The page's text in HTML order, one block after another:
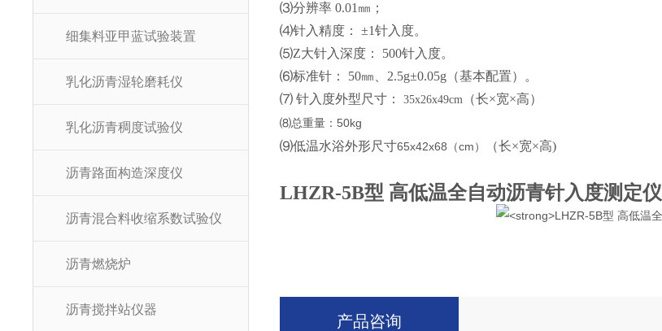
细集料亚甲蓝试验装置
乳化沥青湿轮磨耗仪
乳化沥青稠度试验仪
沥青路面构造深度仪
沥青混合料收缩系数试验仪
沥青燃烧炉
沥青搅拌站仪器
⑶分辨率 0.01㎜；
⑷针入精度： ±1针入度。
⑸Z大针入深度： 500针入度。
⑹标准针： 50㎜、2.5g±0.05g（基本配置）。
⑺ 针入度外型尺寸： 35x26x49cm （长×宽×高）
⑻总重量： 50kg
⑼低温水浴外形尺寸65x42x68 （cm ） （长×宽×高)
LHZR-5B型 高低温全自动沥青针入度测定仪
产品咨询